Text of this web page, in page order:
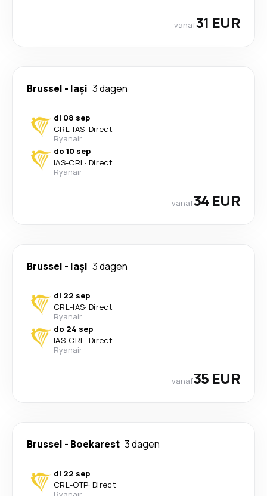
vanaf31 EUR
Brussel - Iași 3 dagen
di 08 sep
CRL-IAS· Direct
Ryanair
do 10 sep
IAS-CRL· Direct
Ryanair
vanaf34 EUR
Brussel - Iași 3 dagen
di 22 sep
CRL-IAS· Direct
Ryanair
do 24 sep
IAS-CRL· Direct
Ryanair
vanaf35 EUR
Brussel - Boekarest 3 dagen
di 22 sep
CRL-OTP· Direct